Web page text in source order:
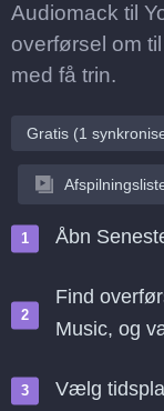
Audiomack til
overførsel om
med få trin.
Gratis (1
Åbn
Find
Music, og
Vælg